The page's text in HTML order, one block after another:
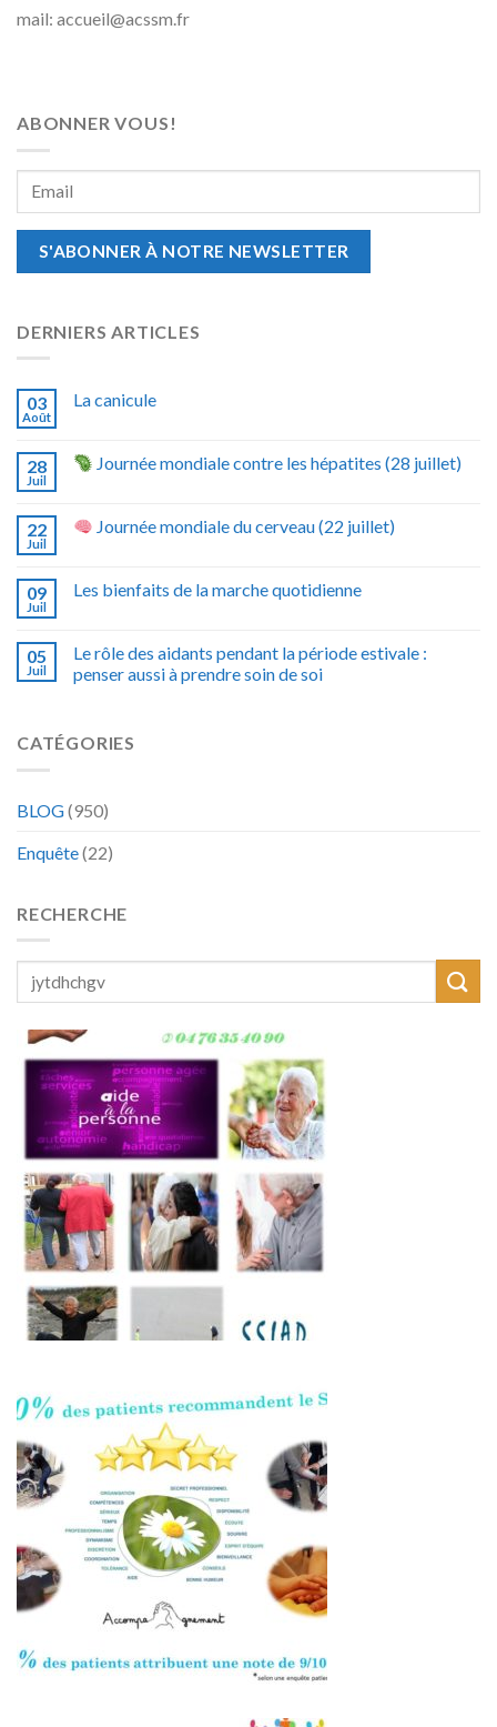
mail: accueil@acssm.fr
ABONNER VOUS!
DERNIERS ARTICLES
03
Août
La canicule
28
Juil
Journée mondiale contre les hépatites (28 juillet)
22
Juil
Journée mondiale du cerveau (22 juillet)
09
Juil
Les bienfaits de la marche quotidienne
05
Juil
Le rôle des aidants pendant la période estivale :
penser aussi à prendre soin de soi
CATÉGORIES
BLOG(950)
Enquête(22)
RECHERCHE